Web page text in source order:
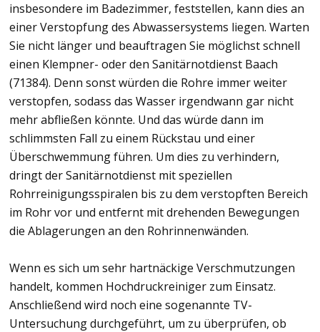
insbesondere im Badezimmer, feststellen, kann dies an
einer Verstopfung des Abwassersystems liegen. Warten
Sie nicht länger und beauftragen Sie möglichst schnell
einen Klempner- oder den Sanitärnotdienst Baach
(71384). Denn sonst würden die Rohre immer weiter
verstopfen, sodass das Wasser irgendwann gar nicht
mehr abfließen könnte. Und das würde dann im
schlimmsten Fall zu einem Rückstau und einer
Überschwemmung führen. Um dies zu verhindern,
dringt der Sanitärnotdienst mit speziellen
Rohrreinigungsspiralen bis zu dem verstopften Bereich
im Rohr vor und entfernt mit drehenden Bewegungen
die Ablagerungen an den Rohrinnenwänden.
Wenn es sich um sehr hartnäckige Verschmutzungen
handelt, kommen Hochdruckreiniger zum Einsatz.
Anschließend wird noch eine sogenannte TV-
Untersuchung durchgeführt, um zu überprüfen, ob